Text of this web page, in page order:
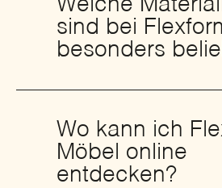
Welche
sind bei
besonders
Wo kann ich
Möbel online
entdecken?